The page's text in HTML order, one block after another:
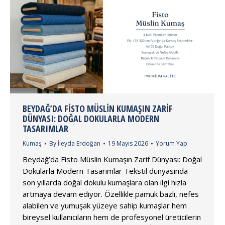
BEYDAĞ’DA FISTO MÜSLIN KUMAŞIN ZARIF
DÜNYASI: DOĞAL DOKULARLA MODERN
TASARIMLAR
Kumaş By İleyda Erdoğan 19 Mayıs 2026 Yorum Yap
Beydağ’da Fisto Müslin Kumaşın Zarif Dünyası: Doğal
Dokularla Modern Tasarımlar Tekstil dünyasında
son yıllarda doğal dokulu kumaşlara olan ilgi hızla
artmaya devam ediyor. Özellikle pamuk bazlı, nefes
alabilen ve yumuşak yüzeye sahip kumaşlar hem
bireysel kullanıcıların hem de profesyonel üreticilerin